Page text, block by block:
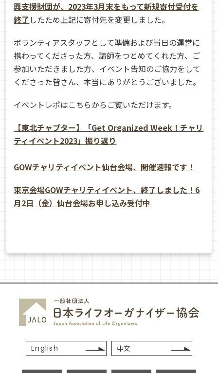
興支援財団が、2023年3月末をもって新規寄付受付を
終了したため上記に寄付先を変更しました。
ボランティアスタッフとして準備および当日の運営に
携わってくださった方、講師をつとめてくれた方、ご
参加いただきました方、イベント告知のご協力をして
くださった皆さん、本当にありがとうございました。
イベントレポはこちらからご覧いただけます。
【東北チャプター】「Get Organized Week！チャリ
ティイベント2023」振り返り
GOWチャリティイベント仙台会場、開催速報です！
東京会場GOWチャリティイベント、終了しました！6
月2日（金）仙台会場お申し込み受付中
English 中文